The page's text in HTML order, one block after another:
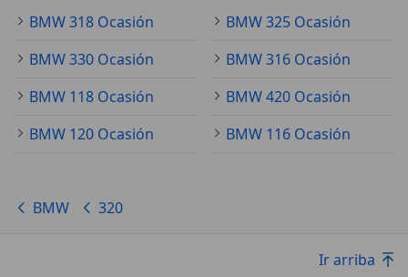
BMW 318 Ocasión
BMW 325 Ocasión
BMW 330 Ocasión
BMW 316 Ocasión
BMW 118 Ocasión
BMW 420 Ocasión
BMW 120 Ocasión
BMW 116 Ocasión
BMW 320
Ir arriba